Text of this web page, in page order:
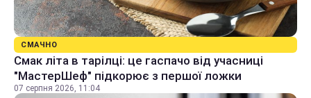
СМАЧНО
Смак літа в тарілці: це гаспачо від учасниці
"МастерШеф" підкорює з першої ложки
07 серпня 2026, 11:04